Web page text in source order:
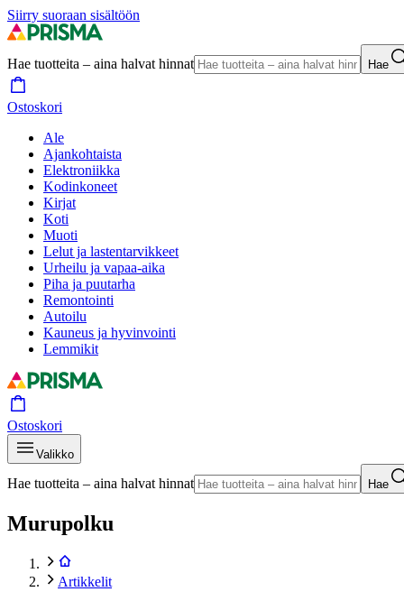
Siirry suoraan sisältöön
Hae tuotteita – aina halvat hinnat Hae
Ostoskori
Ale
Ajankohtaista
Elektroniikka
Kodinkoneet
Kirjat
Koti
Muoti
Lelut ja lastentarvikkeet
Urheilu ja vapaa-aika
Piha ja puutarha
Remontointi
Autoilu
Kauneus ja hyvinvointi
Lemmikit
Ostoskori
Valikko
Hae tuotteita – aina halvat hinnat Hae
Murupolku
Artikkelit